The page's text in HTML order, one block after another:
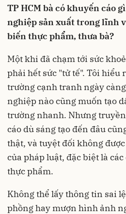
TP HCM bà có khuyến cáo
nghiệp sản xuất trong lĩnh
biến thực phẩm, thưa bà?
Một khi đã chạm tới sức
phải hết sức "tử tế". Tôi hiểu
trường cạnh tranh ngày
nghiệp nào cũng muốn tạo
trường nhanh. Nhưng
cáo dù sáng tạo đến đâu
thật, và tuyệt đối không
của pháp luật, đặc biệt là
thực phẩm.
Không thể lấy thông tin sai
phồng hay mượn hình ảnh